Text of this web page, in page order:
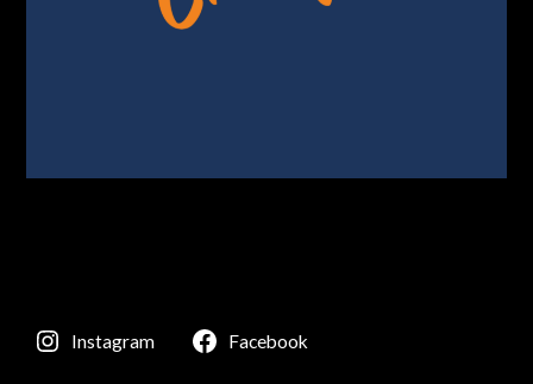
Instagram Facebook